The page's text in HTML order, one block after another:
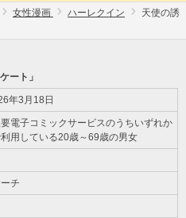
女性漫画 ハーレクイン
天使の誘
ート」
年3月18日
電子コミックサービスのうちいずれか
用している20歳～69歳の男女
チ